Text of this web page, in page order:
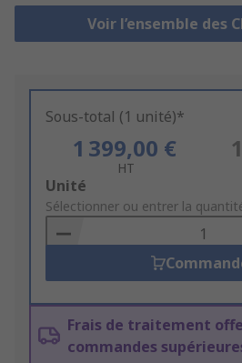
Voir l’ensemble des
Sous-total (1 unité)*
1 399,00 €
HT
Add
to
Basket
Unité
Sélectionner ou entrer la
Frais de traitement
commandes